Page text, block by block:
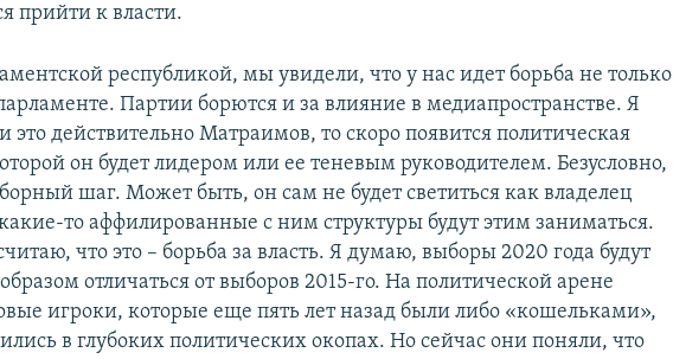
прийти к власти.
республикой, мы увидели, что у нас идет борьба не только
Партии борются и за влияние в медиапространстве. Я
это действительно Матраимов, то скоро появится политическая
он будет лидером или ее теневым руководителем. Безусловно,
шаг. Может быть, он сам не будет светиться как владелец
то аффилированные с ним структуры будут этим заниматься.
что это – борьба за власть. Я думаю, выборы 2020 года будут
отличаться от выборов 2015-го. На политической арене
игроки, которые еще пять лет назад были либо «кошельками»,
в глубоких политических окопах. Но сейчас они поняли, что